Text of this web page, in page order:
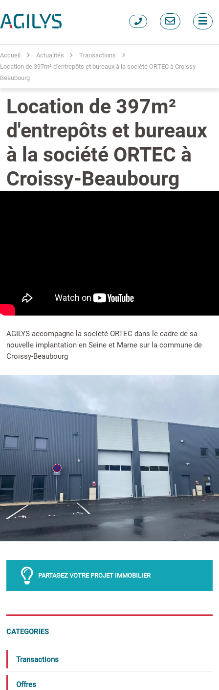
Accueil Actualités
Transactions
Location de 397m² d'entrepôts et bureaux à la société ORTEC à Croissy-
Beaubourg
Location de 397m²
d'entrepôts et bureaux
à la société ORTEC à
Croissy-Beaubourg
AGILYS accompagne la société ORTEC dans le cadre de sa
nouvelle implantation en Seine et Marne sur la commune de
Croissy-Beaubourg
PARTAGEZ VOTRE PROJET IMMOBILIER
CATEGORIES
Transactions
Offres